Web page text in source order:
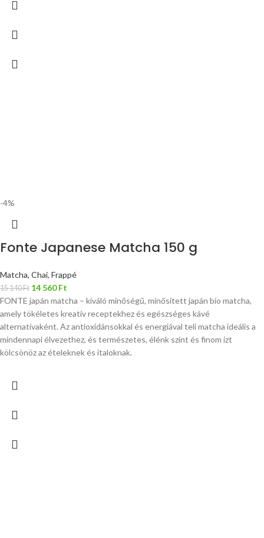
-4%
Fonte Japanese Matcha 150 g
Matcha, Chai, Frappé
15 140Ft 14 560Ft
FONTE japán matcha – kiváló minőségű, minősített japán bio matcha,
amely tökéletes kreatív receptekhez és egészséges kávé
alternatívaként. Az antioxidánsokkal és energiával teli matcha ideális a
mindennapi élvezethez, és természetes, élénk színt és finom ízt
kölcsönöz az ételeknek és italoknak.